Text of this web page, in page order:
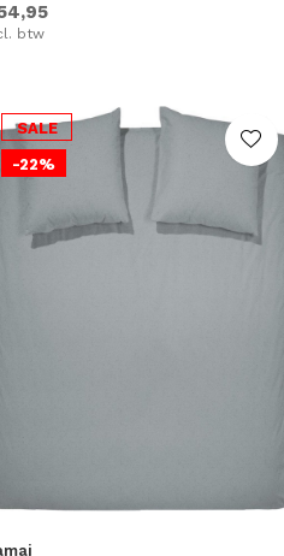
btw
SALE
-22%